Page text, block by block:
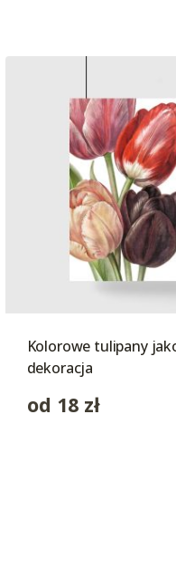
Kolorowe tulipany
dekoracja
od 18 zł